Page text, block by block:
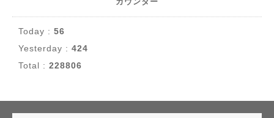
Today : 56
Yesterday : 424
Total : 228806